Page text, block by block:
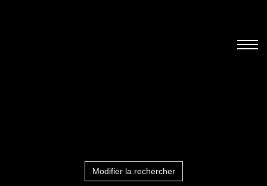
Modifier la rechercher